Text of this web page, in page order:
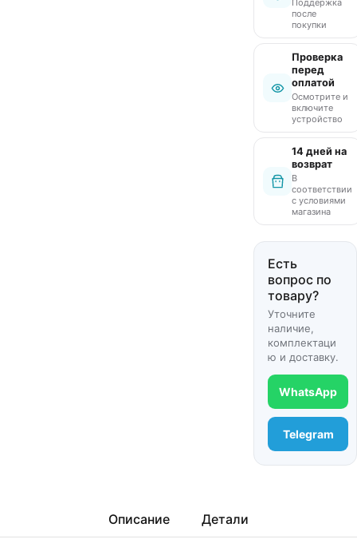
Поддержка
после
покупки
Проверка
перед
оплатой
Осмотрите и
включите
устройство
14 дней на
возврат
В
соответствии
с условиями
магазина
Есть
вопрос по
товару?
Уточните
наличие,
комплектаци
ю и доставку.
WhatsApp
Telegram
Описание Детали